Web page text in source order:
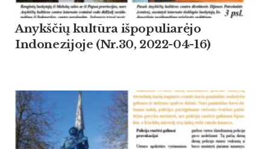
Anykščių kultūra išpopuliarėjo
Indonezijoje (Nr.30, 2022-04-16)